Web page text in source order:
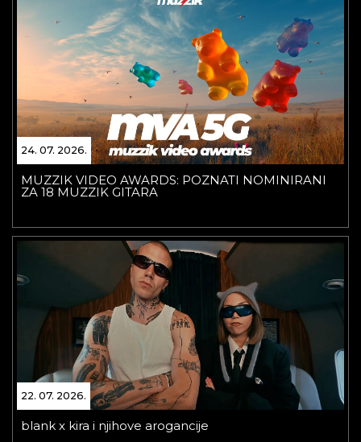
24. 07. 2026.
MUZZIK VIDEO AWARDS: POZNATI NOMINIRANI
ZA 18 MUZZIK GITARA
22. 07. 2026.
blank x kira i njihove arogancije